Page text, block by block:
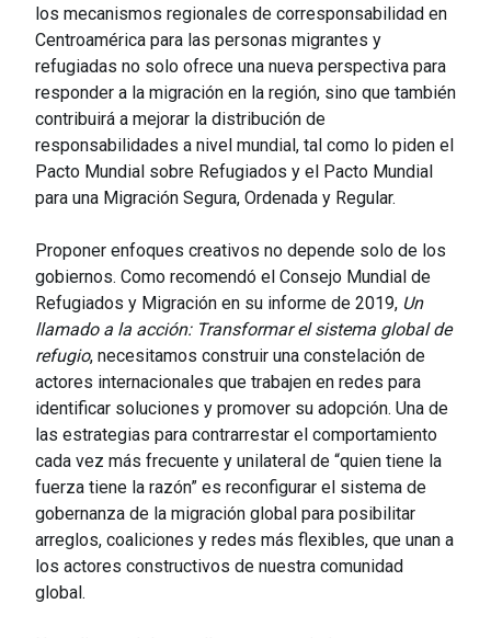
los mecanismos regionales de corresponsabilidad en
Centroamérica para las personas migrantes y
refugiadas no solo ofrece una nueva perspectiva para
responder a la migración en la región, sino que también
contribuirá a mejorar la distribución de
responsabilidades a nivel mundial, tal como lo piden el
Pacto Mundial sobre Refugiados y el Pacto Mundial
para una Migración Segura, Ordenada y Regular.
Proponer enfoques creativos no depende solo de los
gobiernos. Como recomendó el Consejo Mundial de
Refugiados y Migración en su informe de 2019, Un
llamado a la acción: Transformar el sistema global de
refugio, necesitamos construir una constelación de
actores internacionales que trabajen en redes para
identificar soluciones y promover su adopción. Una de
las estrategias para contrarrestar el comportamiento
cada vez más frecuente y unilateral de “quien tiene la
fuerza tiene la razón” es reconfigurar el sistema de
gobernanza de la migración global para posibilitar
arreglos, coaliciones y redes más flexibles, que unan a
los actores constructivos de nuestra comunidad
global.